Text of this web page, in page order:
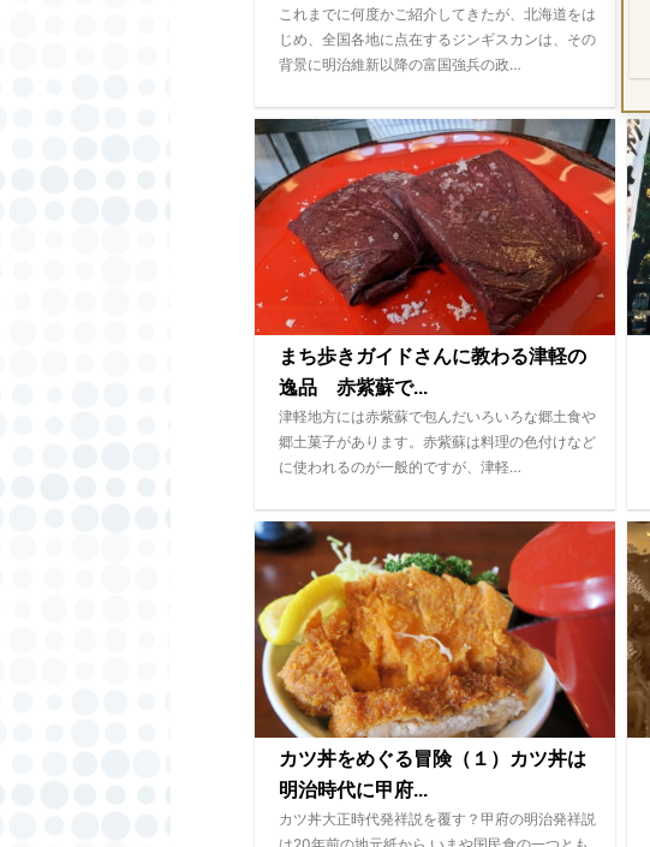
これまでに何度かご紹介してきたが、北海道をは
じめ、全国各地に点在するジンギスカンは、その
背景に明治維新以降の富国強兵の政…
まち歩きガイドさんに教わる津軽の
逸品 赤紫蘇で...
津軽地方には赤紫蘇で包んだいろいろな郷土食や
郷土菓子があります。赤紫蘇は料理の色付けなど
に使われるのが一般的ですが、津軽…
カツ丼をめぐる冒険（１）カツ丼は
明治時代に甲府...
カツ丼大正時代発祥説を覆す？甲府の明治発祥説